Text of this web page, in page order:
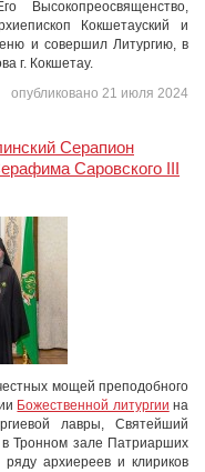
Высокопреосвященство,
Кокшетауский и
и совершил Литургию, в
г. Кокшетау.
опубликовано 21 июля 2024
Серапион
Саровского III
мощей преподобного
Божественной литургии на
лавры, Святейший
Тронном зале Патриарших
архиереев и клириков